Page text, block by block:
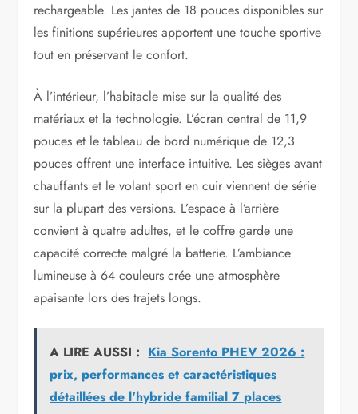
rechargeable. Les jantes de 18 pouces disponibles sur
les finitions supérieures apportent une touche sportive
tout en préservant le confort.
À l’intérieur, l’habitacle mise sur la qualité des
matériaux et la technologie. L’écran central de 11,9
pouces et le tableau de bord numérique de 12,3
pouces offrent une interface intuitive. Les sièges avant
chauffants et le volant sport en cuir viennent de série
sur la plupart des versions. L’espace à l’arrière
convient à quatre adultes, et le coffre garde une
capacité correcte malgré la batterie. L’ambiance
lumineuse à 64 couleurs crée une atmosphère
apaisante lors des trajets longs.
A LIRE AUSSI : Kia Sorento PHEV 2026 :
prix, performances et caractéristiques
détaillées de l'hybride familial 7 places